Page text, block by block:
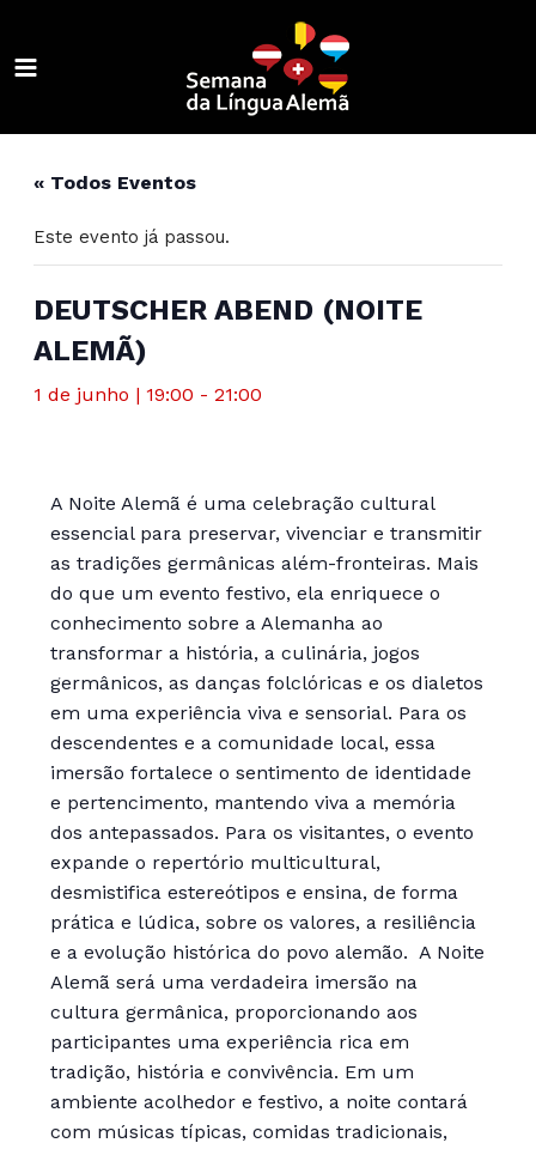
MENU
« Todos Eventos
Este evento já passou.
DEUTSCHER ABEND (NOITE
ALEMÃ)
1 de junho | 19:00 - 21:00
A Noite Alemã é uma celebração cultural
essencial para preservar, vivenciar e transmitir
as tradições germânicas além-fronteiras. Mais
do que um evento festivo, ela enriquece o
conhecimento sobre a Alemanha ao
transformar a história, a culinária, jogos
germânicos, as danças folclóricas e os dialetos
em uma experiência viva e sensorial. Para os
descendentes e a comunidade local, essa
imersão fortalece o sentimento de identidade
e pertencimento, mantendo viva a memória
dos antepassados. Para os visitantes, o evento
expande o repertório multicultural,
desmistifica estereótipos e ensina, de forma
prática e lúdica, sobre os valores, a resiliência
e a evolução histórica do povo alemão. A Noite
Alemã será uma verdadeira imersão na
cultura germânica, proporcionando aos
participantes uma experiência rica em
tradição, história e convivência. Em um
ambiente acolhedor e festivo, a noite contará
com músicas típicas, comidas tradicionais,